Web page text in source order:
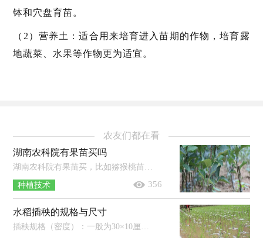
钵和穴盘育苗。
（2）营养土：适合用来培育进入苗期的作物，培育露
地蔬菜、水果等作物更为适宜。
农友们都在看
湖南农科院有果苗买吗
种植技术 356
水稻插秧的规格与尺寸